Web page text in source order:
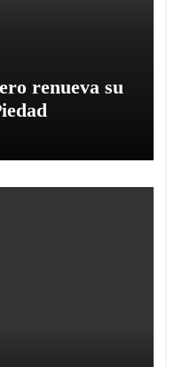
renueva su